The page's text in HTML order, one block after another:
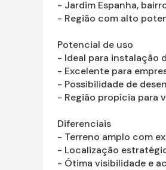
- Jardim Espanha,
- Região com alto
Potencial de uso
- Ideal para instalação
- Excelente para
- Possibilidade de
- Região propícia para
Diferenciais
- Terreno amplo com
- Localização
- Ótima visibilidade e